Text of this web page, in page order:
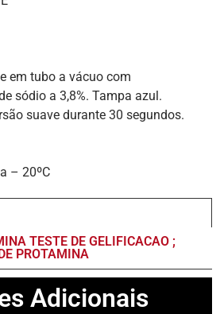
em tubo a vácuo com
sódio a 3,8%. Tampa azul.
suave durante 30 segundos.
– 20ºC
TESTE DE GELIFICACAO ;
PROTAMINA
Adicionais